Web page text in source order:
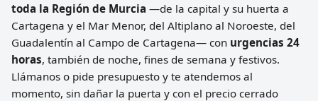
toda la Región de Murcia —de la capital y su huerta a
Cartagena y el Mar Menor, del Altiplano al Noroeste, del
Guadalentín al Campo de Cartagena— con urgencias 24
horas, también de noche, fines de semana y festivos.
Llámanos o pide presupuesto y te atendemos al
momento, sin dañar la puerta y con el precio cerrado